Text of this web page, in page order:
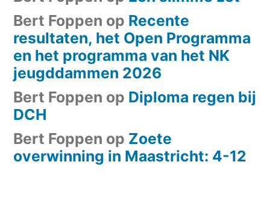
Bert Foppen op Recente
resultaten, het Open Programma
en het programma van het NK
jeugddammen 2026
Bert Foppen op Diploma regen bij
DCH
Bert Foppen op Zoete
overwinning in Maastricht: 4-12